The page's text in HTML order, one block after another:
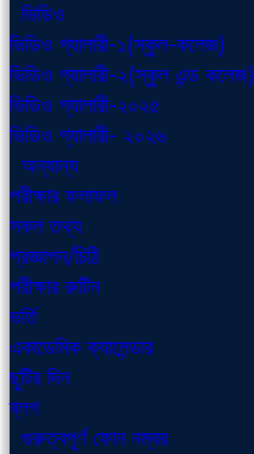
ভিডিও
ভিডিও গ্যালারী-১(স্কুল-কলেজ)
ভিডিও গ্যালারী-২(স্কুল এন্ড কলেজ)
ভিডিও গ্যালারী-২০২৫
ভিডিও গ্যালারী- ২০২৬
অন্যান্য
পরীক্ষার ফলাফল
সকল তথ্য
প্রজ্ঞাপন/চিঠি
পরীক্ষার রুটিন
ভর্তি
একাডেমিক ক্যালেন্ডার
ছুটির দিন
ব্লগ
গুরুত্বপূর্ণ ফোন নম্বর